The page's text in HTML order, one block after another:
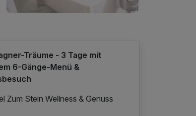
Träume - 3 Tage mit
6-Gänge-Menü &
Zum Stein Wellness & Genuss